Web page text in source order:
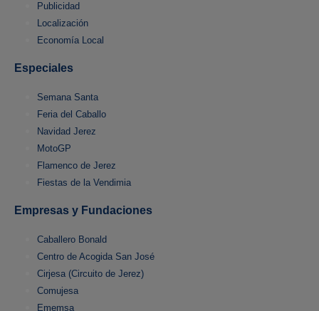
Publicidad
Localización
Economía Local
Especiales
Semana Santa
Feria del Caballo
Navidad Jerez
MotoGP
Flamenco de Jerez
Fiestas de la Vendimia
Empresas y Fundaciones
Caballero Bonald
Centro de Acogida San José
Cirjesa (Circuito de Jerez)
Comujesa
Ememsa